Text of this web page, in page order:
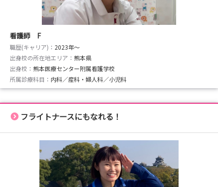
看護師 F
職歴(キャリア)： 2023年〜
出身校の所在地エリア： 熊本県
出身校： 熊本医療センター附属看護学校
所属診療科目： 内科／産科・婦人科／小児科
フライトナースにもなれる！